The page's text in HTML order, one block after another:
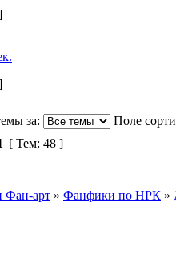
за:
Поле
[ Тем: 48 ]
арт » Фанфики по НРК »